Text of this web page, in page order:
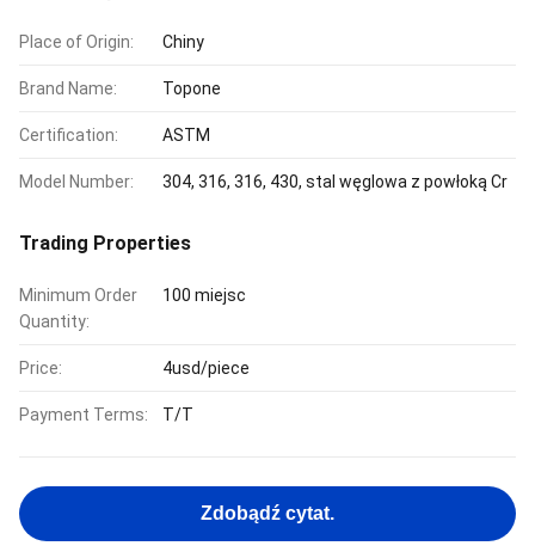
Place of Origin: Chiny
Brand Name: Topone
Certification: ASTM
Model Number: 304, 316, 316, 430, stal węglowa z powłoką Cr
Trading Properties
Minimum Order
Quantity:
100 miejsc
Price: 4usd/piece
Payment Terms: T/T
Zdobądź cytat.